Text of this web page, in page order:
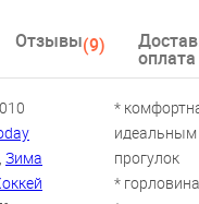
Отзывы(9)
оплата
, Зима
*
идеальным
прогулок
*